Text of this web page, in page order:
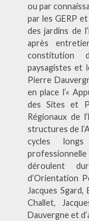
ou par
par les GERP
des jardins de
après
constitution
paysagistes et
Pierre
en place l’«
des Sites et
Régionaux de
structures de
cycles longs
déroulent
d’Orientation
Jacques Sgard,
Challet,
Dauvergne et